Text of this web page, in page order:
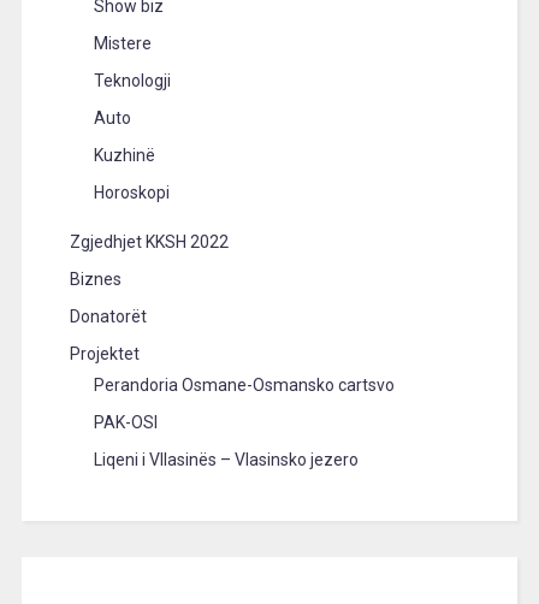
Show biz
Mistere
Teknologji
Auto
Kuzhinë
Horoskopi
Zgjedhjet KKSH 2022
Biznes
Donatorët
Projektet
Perandoria Osmane-Osmansko cartsvo
PAK-OSI
Liqeni i Vllasinës – Vlasinsko jezero